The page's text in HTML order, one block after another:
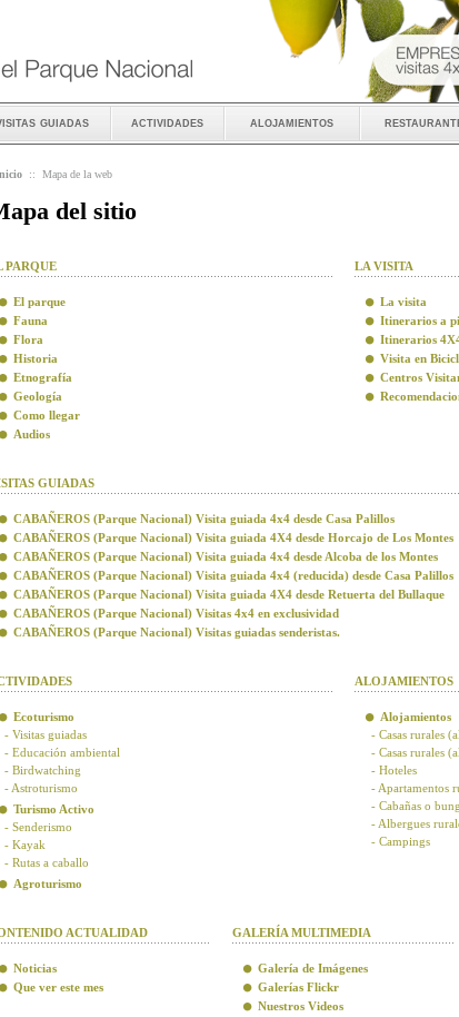
guiadas actividades alojamientos
:: Mapa de la web
del sitio
PARQUE
El parque
Fauna
Flora
Historia
Etnografía
Geología
Como llegar
Audios
LA VISITA
La visita
Itinerarios a
Itinerarios
Visita en
Centros
GUIADAS
CABAÑEROS (Parque Nacional) Visita guiada 4x4 desde Casa Palillos
CABAÑEROS (Parque Nacional) Visita guiada 4X4 desde Horcajo de Los Montes
CABAÑEROS (Parque Nacional) Visita guiada 4x4 desde Alcoba de los Montes
CABAÑEROS (Parque Nacional) Visita guiada 4x4 (reducida) desde Casa Palillos
CABAÑEROS (Parque Nacional) Visita guiada 4X4 desde Retuerta del Bullaque
CABAÑEROS (Parque Nacional) Visitas 4x4 en exclusividad
CABAÑEROS (Parque Nacional) Visitas guiadas senderistas.
Ecoturismo
- Visitas guiadas
- Educación ambiental
- Birdwatching
- Astroturismo
Turismo Activo
- Senderismo
- Kayak
- Rutas a caballo
Agroturismo
ALOJAMIENTOS
Alojamientos
- Casas rurales
- Casas rurales
- Hoteles
- Apartamentos
- Cabañas o
- Albergues
- Campings
ACTUALIDAD
Noticias
Que ver este mes
GALERÍA MULTIMEDIA
Galería de Imágenes
Galerías Flickr
Nuestros Videos